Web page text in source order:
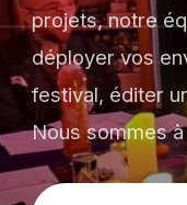
projets, notre
déployer vos
festival, éditer
Nous sommes